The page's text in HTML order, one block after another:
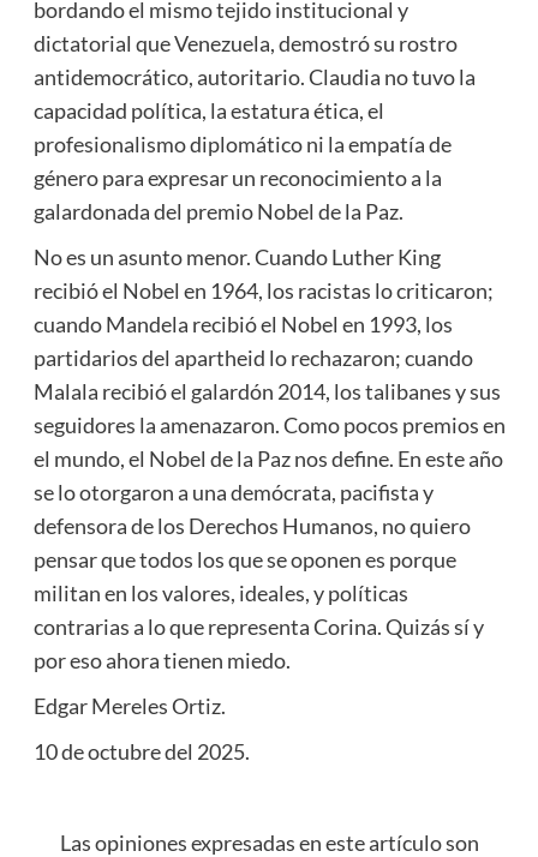
bordando el mismo tejido institucional y
dictatorial que Venezuela, demostró su rostro
antidemocrático, autoritario. Claudia no tuvo la
capacidad política, la estatura ética, el
profesionalismo diplomático ni la empatía de
género para expresar un reconocimiento a la
galardonada del premio Nobel de la Paz.
No es un asunto menor. Cuando Luther King
recibió el Nobel en 1964, los racistas lo criticaron;
cuando Mandela recibió el Nobel en 1993, los
partidarios del apartheid lo rechazaron; cuando
Malala recibió el galardón 2014, los talibanes y sus
seguidores la amenazaron. Como pocos premios en
el mundo, el Nobel de la Paz nos define. En este año
se lo otorgaron a una demócrata, pacifista y
defensora de los Derechos Humanos, no quiero
pensar que todos los que se oponen es porque
militan en los valores, ideales, y políticas
contrarias a lo que representa Corina. Quizás sí y
por eso ahora tienen miedo.
Edgar Mereles Ortiz.
10 de octubre del 2025.
Las opiniones expresadas en este artículo son